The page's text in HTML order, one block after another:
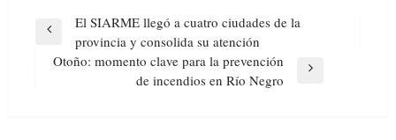
Navegación
entradas
Previous
Post
El SIARME llegó a cuatro ciudades de la
provincia y consolida su atención
Otoño: momento clave para la prevención
de incendios en Río Negro